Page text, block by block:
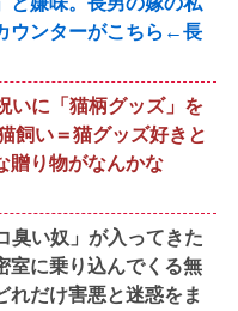
ウンターがこちら←長
いに「猫柄グッズ」を
飼い＝猫グッズ好きと
贈り物がなんかな
臭い奴」が入ってきた
に乗り込んでくる無
れだけ害悪と迷惑をま